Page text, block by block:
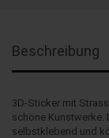
Beschreibung
3D-Sticker mit
schöne Kunstwerke.
selbstklebend und